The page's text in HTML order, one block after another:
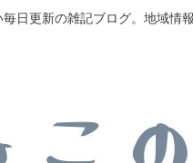
毎日更新の雑記ブログ。地域